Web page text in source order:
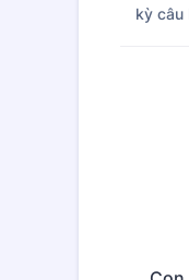
kỳ câu